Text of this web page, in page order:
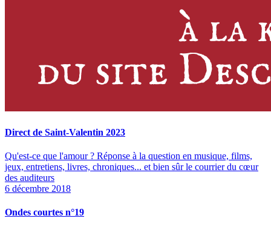
Direct de Saint-Valentin 2023
Qu'est-ce que l'amour ? Réponse à la question en musique, films,
jeux, entretiens, livres, chroniques... et bien sûr le courrier du cœur
des auditeurs
6 décembre 2018
Ondes courtes n°19